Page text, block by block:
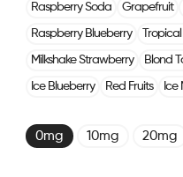
Raspberry Soda Grapefruit
Raspberry Blueberry
Milkshake Strawberry Blond
Ice Blueberry Red Fruits Ice
0mg 10mg 20mg